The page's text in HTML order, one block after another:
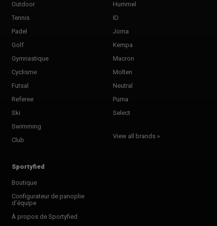
Outdoor
Tennis
Padel
Golf
Gymnastique
Cyclisme
Futsal
Referee
Ski
Swimming
Club
Hummel
ID
Joma
Kempa
Macron
Molten
Neutral
Puma
Select
View all brands »
Sportyfied
Boutique
Configurateur de panoplie
d’équipe
À propos de Sportyfied